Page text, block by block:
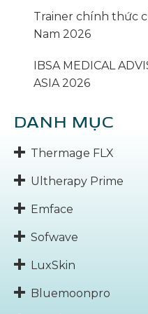
Trainer chính thức
Nam 2026
IBSA MEDICAL
ASIA 2026
DANH MỤC
Thermage FLX
Ultherapy Prime
Emface
Sofwave
LuxSkin
Bluemoonpro